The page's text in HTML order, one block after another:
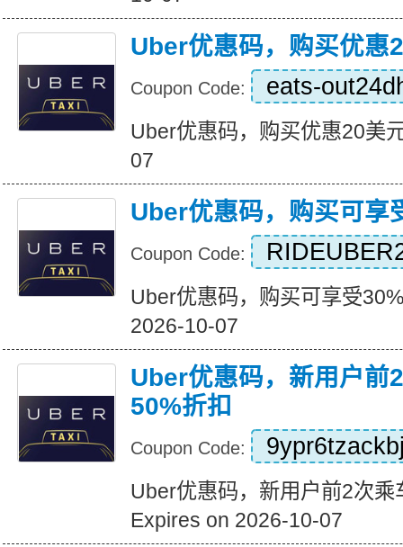
Uber优惠码，购买优惠
Coupon Code: eats-
Uber优惠码，购买优惠20美
07
Uber优惠码，购买可享
Coupon Code:
Uber优惠码，购买可享受
2026-10-07
Uber优惠码，新用户前
50%折扣
Coupon Code:
Uber优惠码，新用户前2次乘
Expires on 2026-10-07